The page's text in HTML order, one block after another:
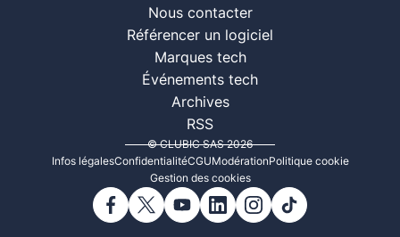
Nous contacter
Référencer un logiciel
Marques tech
Événements tech
Archives
RSS
© CLUBIC SAS 2026
Infos légalesConfidentialitéCGUModérationPolitique cookie
Gestion des cookies